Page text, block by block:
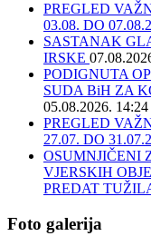
PREGLED
03.08. DO
SASTANAK
IRSKE
PODIGNUTA
SUDA BiH ZA
05.08.2026. 14:24
PREGLED
27.07. DO
OSUMNJIČENI
VJERSKIH
PREDAT
Foto galerija